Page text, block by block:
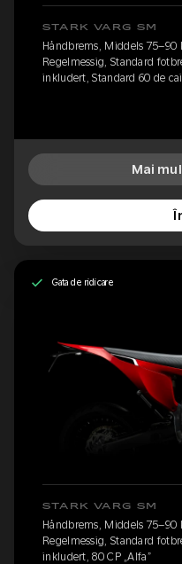
STARK VARG SM
Håndbrems, Middels 75–90
Regelmessig, Standard
inkludert, Standard 60 de
Mai
Gata de ridicare
STARK VARG SM
Håndbrems, Middels 75–90
Regelmessig, Standard
inkludert, 80 CP „Alfa”